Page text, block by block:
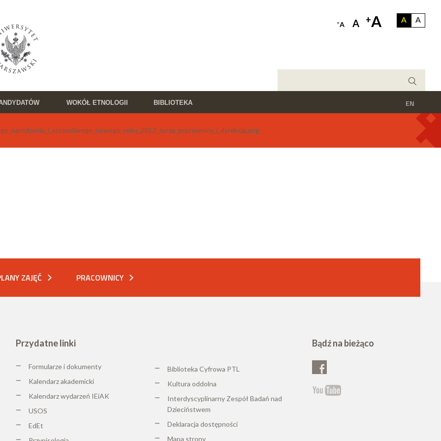
A
A
-A A +A
WOKÓŁ ETNOLOGII BIBLIOTEKA EN
ZAJĘĆ PRACOWNICY
Przydatne linki
Formularze i dokumenty
Kalendarz akademicki
Kalendarz wydarzeń IEiAK
USOS
EdEt
Biblioteka Cyfrowa PTL
Kultura oddolna
Interdyscyplinarny Zespół Badań nad
Dzieciństwem
Deklaracja dostępności
Mapa strony
Bądź na bieżąco